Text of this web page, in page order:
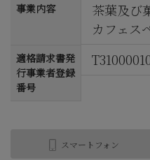
事業内容
茶葉及び
カフェス
適格請求書発
行事業者登録
番号
スマートフォン